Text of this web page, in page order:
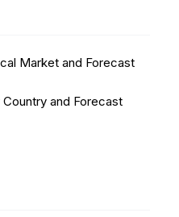
Market and Forecast
and Forecast